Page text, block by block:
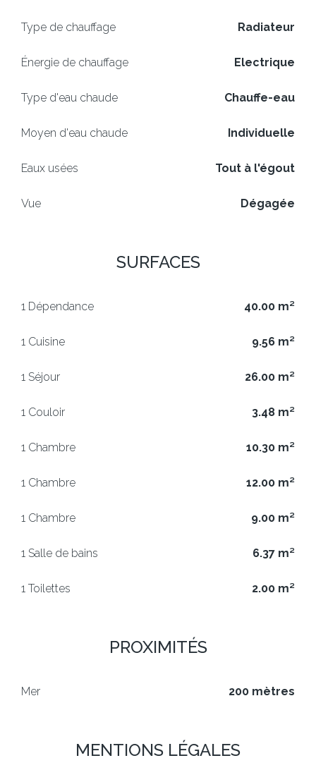
Type de chauffage Radiateur
Énergie de chauffage Electrique
Type d'eau chaude Chauffe-eau
Moyen d'eau chaude Individuelle
Eaux usées Tout à l'égout
Vue Dégagée
SURFACES
1 Dépendance 40.00 m²
1 Cuisine 9.56 m²
1 Séjour 26.00 m²
1 Couloir 3.48 m²
1 Chambre 10.30 m²
1 Chambre 12.00 m²
1 Chambre 9.00 m²
1 Salle de bains 6.37 m²
1 Toilettes 2.00 m²
PROXIMITÉS
Mer 200 mètres
MENTIONS LÉGALES